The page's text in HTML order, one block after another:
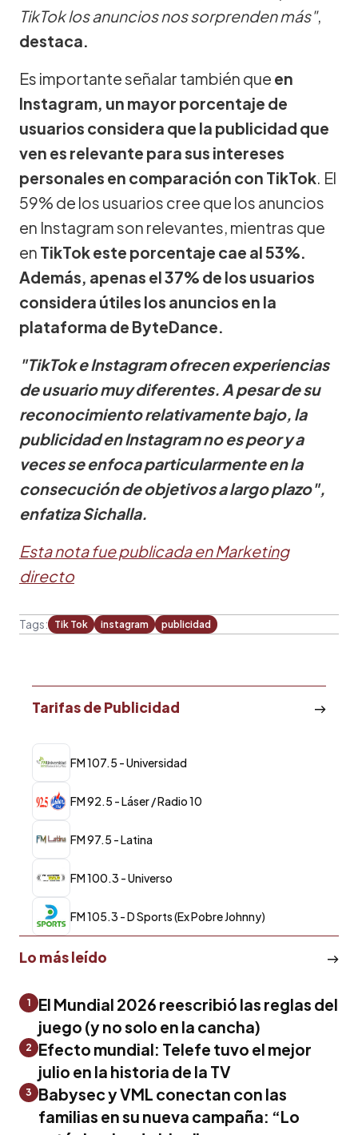
TikTok los anuncios nos sorprenden más",
destaca.
Es importante señalar también que en
Instagram, un mayor porcentaje de
usuarios considera que la publicidad que
ven es relevante para sus intereses
personales en comparación con TikTok. El
59% de los usuarios cree que los anuncios
en Instagram son relevantes, mientras que
en TikTok este porcentaje cae al 53%.
Además, apenas el 37% de los usuarios
considera útiles los anuncios en la
plataforma de ByteDance.
"TikTok e Instagram ofrecen experiencias
de usuario muy diferentes. A pesar de su
reconocimiento relativamente bajo, la
publicidad en Instagram no es peor y a
veces se enfoca particularmente en la
consecución de objetivos a largo plazo",
enfatiza Sichalla.
Esta nota fue publicada en Marketing
directo
Tags: Tik Tok instagram publicidad
Tarifas de Publicidad
FM 107.5 - Universidad
FM 92.5 - Láser / Radio 10
FM 97.5 - Latina
FM 100.3 - Universo
FM 105.3 - D Sports (Ex Pobre Johnny)
Lo más leído
1
El Mundial 2026 reescribió las reglas del
juego (y no solo en la cancha)
2
Efecto mundial: Telefe tuvo el mejor
julio en la historia de la TV
3
Babysec y VML conectan con las
familias en su nueva campaña: “Lo